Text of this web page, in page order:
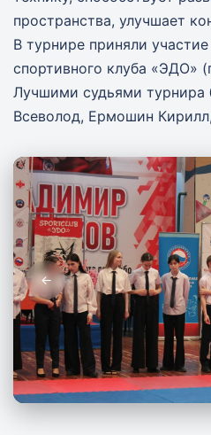
пространства, улучшает
В турнире приняли
спортивного клуба «ЭДО»
Лучшими судьями турнира
Всеволод, Ермошин
←